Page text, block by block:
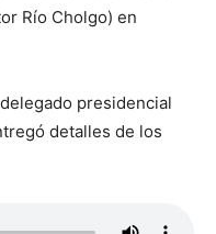
Río Cholgo) en
presidencial
detalles de los